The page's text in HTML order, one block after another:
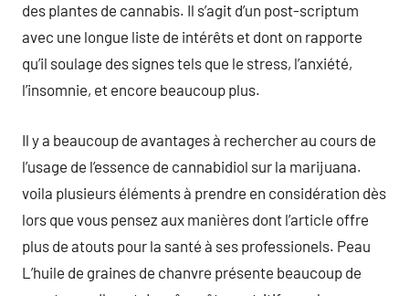
des plantes de cannabis. Il s’agit d’un post-scriptum
avec une longue liste de intérêts et dont on rapporte
qu’il soulage des signes tels que le stress, l’anxiété,
l’insomnie, et encore beaucoup plus.
Il y a beaucoup de avantages à rechercher au cours de
l’usage de l’essence de cannabidiol sur la marijuana.
voila plusieurs éléments à prendre en considération dès
lors que vous pensez aux manières dont l’article offre
plus de atouts pour la santé à ses professionels. Peau
L’huile de graines de chanvre présente beaucoup de